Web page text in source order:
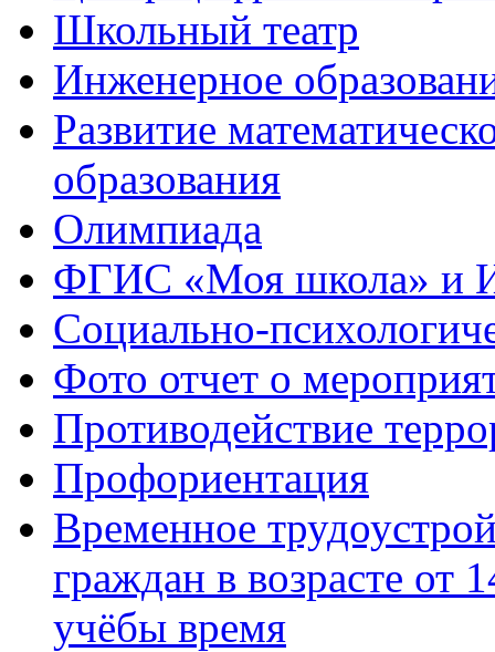
Школьный театр
Инженерное
Развитие
образования
Олимпиада
ФГИС «Моя школа» и
Социально-
Фото отчет о
Противодействие
Профориентация
Временное
граждан в возрасте от
учёбы время